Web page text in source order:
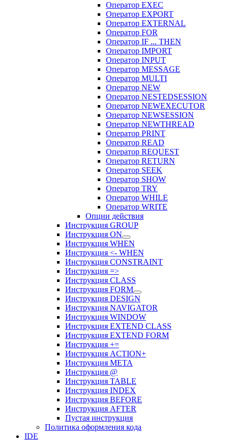
Оператор EXEC
Оператор EXPORT
Оператор EXTERNAL
Оператор FOR
Оператор IF ... THEN
Оператор IMPORT
Оператор INPUT
Оператор MESSAGE
Оператор MULTI
Оператор NEW
Оператор NESTEDSESSION
Оператор NEWEXECUTOR
Оператор NEWSESSION
Оператор NEWTHREAD
Оператор PRINT
Оператор READ
Оператор REQUEST
Оператор RETURN
Оператор SEEK
Оператор SHOW
Оператор TRY
Оператор WHILE
Оператор WRITE
Опции действия
Инструкция GROUP
Инструкция ON
Инструкция WHEN
Инструкция <- WHEN
Инструкция CONSTRAINT
Инструкция =>
Инструкция CLASS
Инструкция FORM
Инструкция DESIGN
Инструкция NAVIGATOR
Инструкция WINDOW
Инструкция EXTEND CLASS
Инструкция EXTEND FORM
Инструкция +=
Инструкция ACTION+
Инструкция META
Инструкция @
Инструкция TABLE
Инструкция INDEX
Инструкция BEFORE
Инструкция AFTER
Пустая инструкция
Политика оформления кода
IDE